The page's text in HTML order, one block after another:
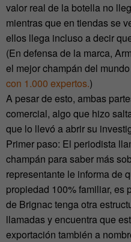
valor real de la botella no
mientras que en tiendas se
ellos llega incluso a decir
(En defensa de la marca,
el mejor champán del
con 1.000 expertos.)
A pesar de esto, ambas
comercial, algo que hizo
que lo llevó a abrir su
Primer paso: El periodista
champán para saber más
representante le informa de
propiedad 100% familiar, es
de Brignac tenga otra
llamadas y encuentra que
exportación también a